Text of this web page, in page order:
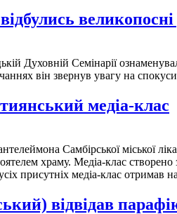
великопосні
Духовній Семінарії
він звернув увагу на
медіа-клас
Самбірської міської
храму. Медіа-клас
присутніх медіа-клас
відвідав